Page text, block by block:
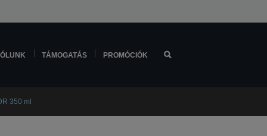
TÁMOGATÁS PROMÓCIÓK
350 ml